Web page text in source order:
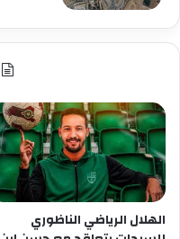
الهلال الرياضي الناظوري